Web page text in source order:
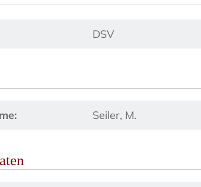
DSV
Seiler, M.